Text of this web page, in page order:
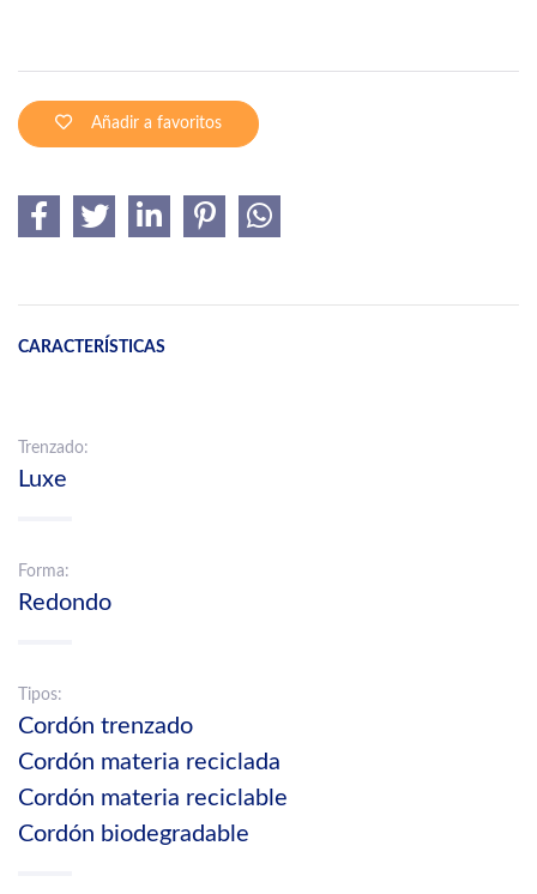
Añadir a favoritos
CARACTERÍSTICAS
Trenzado:
Luxe
Forma:
Redondo
Tipos:
Cordón trenzado
Cordón materia reciclada
Cordón materia reciclable
Cordón biodegradable